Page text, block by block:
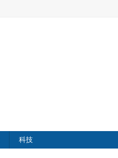
科技